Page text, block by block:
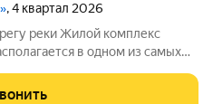
, 4 квартал 2026
реки Жилой комплекс
в одном из самых
виды на холмы и нетронутую